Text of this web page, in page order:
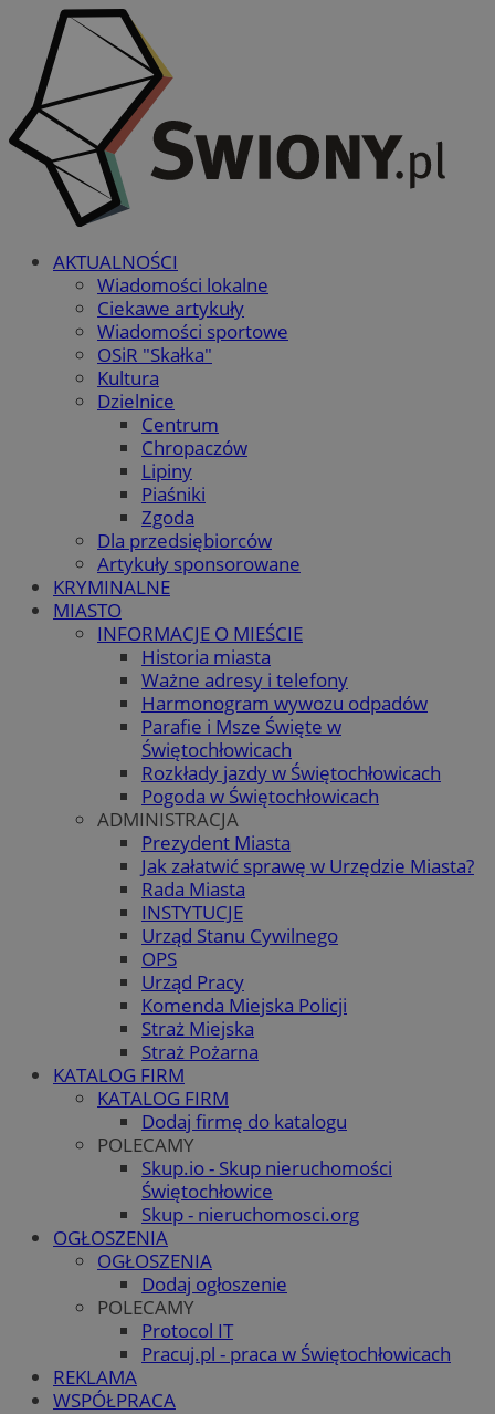
AKTUALNOŚCI
Wiadomości lokalne
Ciekawe artykuły
Wiadomości sportowe
OSiR "Skałka"
Kultura
Dzielnice
Centrum
Chropaczów
Lipiny
Piaśniki
Zgoda
Dla przedsiębiorców
Artykuły sponsorowane
KRYMINALNE
MIASTO
INFORMACJE O MIEŚCIE
Historia miasta
Ważne adresy i telefony
Harmonogram wywozu odpadów
Parafie i Msze Święte w
Świętochłowicach
Rozkłady jazdy w Świętochłowicach
Pogoda w Świętochłowicach
ADMINISTRACJA
Prezydent Miasta
Jak załatwić sprawę w Urzędzie Miasta?
Rada Miasta
INSTYTUCJE
Urząd Stanu Cywilnego
OPS
Urząd Pracy
Komenda Miejska Policji
Straż Miejska
Straż Pożarna
KATALOG FIRM
KATALOG FIRM
Dodaj firmę do katalogu
POLECAMY
Skup.io - Skup nieruchomości
Świętochłowice
Skup - nieruchomosci.org
OGŁOSZENIA
OGŁOSZENIA
Dodaj ogłoszenie
POLECAMY
Protocol IT
Pracuj.pl - praca w Świętochłowicach
REKLAMA
WSPÓŁPRACA